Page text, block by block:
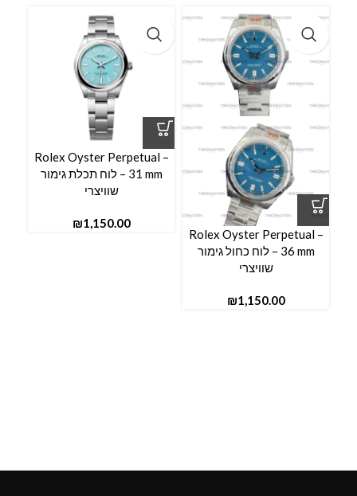
Rolex Oyster Perpetual –
36 mm – לוח כחול גימור
שוויצרי
₪
Rolex Oyster Perpetual –
31 mm – לוח תכלת גימור
שוויצרי
₪